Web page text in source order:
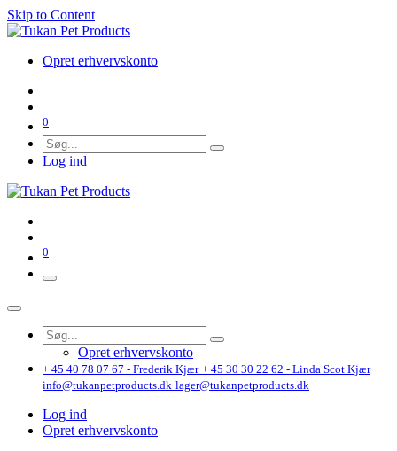
Skip to Content
Opret erhvervskonto
0
Log ind
0
Opret erhvervskonto
+ 45 40 78 07 67 - Frederik Kjær + 45 30 30 22 62 - Linda Scot Kjær
info@tukanpetproducts.dk lager@tukanpetproducts.dk
Log ind
Opret erhvervskonto